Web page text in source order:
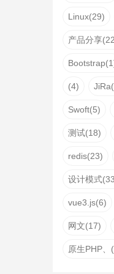
Linux(29)
产品分享
(4)
Swoft(5)
测试(18)
redis(23)
设计模式
vue3.js(6)
网文(17)
原生PHP、